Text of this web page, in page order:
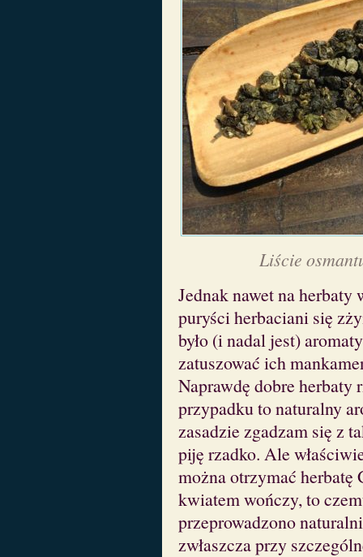
Liście
Jednak nawet na
puryści herbaciani się
było (i nadal jest)
zatuszować ich
Naprawdę dobre herbaty
przypadku to naturalny
zasadzie zgadzam się z
piję rzadko. Ale
można otrzymać herbatę
kwiatem wończy, to
przeprowadzono
zwłaszcza przy